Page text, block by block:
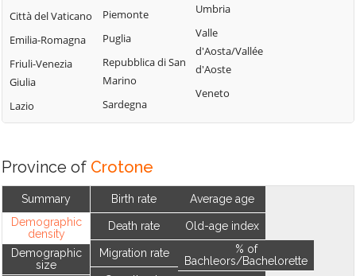
Città del Vaticano
Emilia-Romagna
Friuli-Venezia
Giulia
Lazio
Piemonte
Puglia
Repubblica di San
Marino
Sardegna
Umbria
Valle
d'Aosta/Vallée
d'Aoste
Veneto
Province of Crotone
Summary
Demographic
density
Demographic
size
Birth rate
Death rate
Migration rate
Average age
Old-age index
% of
Bachleors/Bachelorette